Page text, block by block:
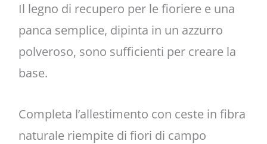
Il legno di recupero per le fioriere e una
panca semplice, dipinta in un azzurro
polveroso, sono sufficienti per creare la
base.
Completa l’allestimento con ceste in fibra
naturale riempite di fiori di campo